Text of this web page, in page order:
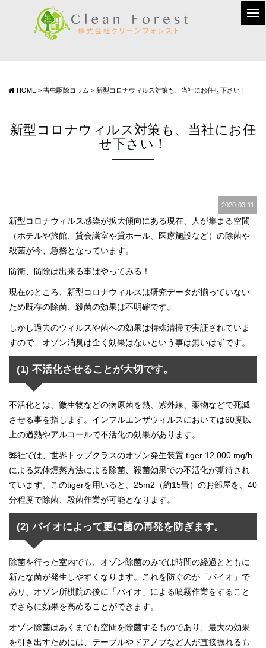
HOME > 害虫駆除コラム > 新型コロナウィルス対策も、当社にお任せ下さい！
新型コロナウィルス対策も、当社にお任
せ下さい！
2020-03-11
新型コロナウィルス感染が拡大傾向にある現在、人が集まる空間
（ホテルや旅館、貸会議室や貸ホール、医療施設など）の除菌や
殺菌が今、急務となっています。
防衛、防除は出来る事はやってみる！
現在のところ、新型コロナウィルスは研究データが揃っていない
ため既存の除菌、殺菌の効果は不明確です。
しかし過去のウィルスや菌への効果は特殊清掃で実証されていま
すので、オゾン消臭は全く効果はないという事は無いはずです。
(1) 不活化させることが大切です。
不活化とは、微生物などの病原菌を熱、紫外線、薬物などで死滅
させる事を指します。インフルエンザウィルスにおいては60度以
上の過熱やアルコールで不活化の効果があります。
弊社では、世界トップクラスのオゾン発生装置 tiger 12,000 mg/h
による気体燻蒸方法による除菌、殺菌効果での不活化が期待され
ています。このtigerを用いると、25m2（約15畳）のお部屋を、40
分程度で除菌、殺菌作業が可能となります。
(2) バイオによって更に菌の再発を防ぎます。
除菌を行った室内でも、オゾン除菌のみでは時間の経過とともに
新たな菌が発生しやすくなります。これを防ぐのが「バイオ」で
あり、オゾン所棋院の後に「バイオ」による噴霧作業をすること
でさらに効果を高めることができます。
オゾン除菌はあくまでも空間を除菌するものであり、最大の効果
を引き出すためには、テーブルやドアノブなど人が直接振れるも